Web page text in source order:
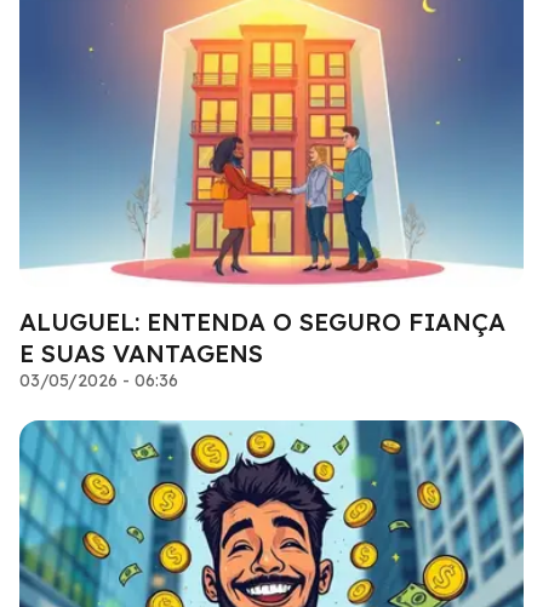
ALUGUEL: ENTENDA O SEGURO FIANÇA
E SUAS VANTAGENS
03/05/2026 - 06:36